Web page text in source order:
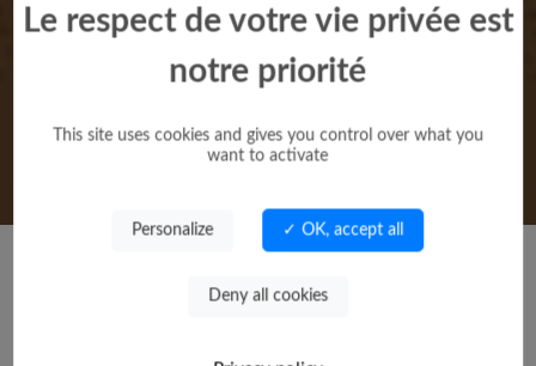
Le respect de votre vie privée est
notre priorité
This site uses cookies and gives you control over what you
want to activate
Personalize ✓ OK, accept all
Deny all cookies